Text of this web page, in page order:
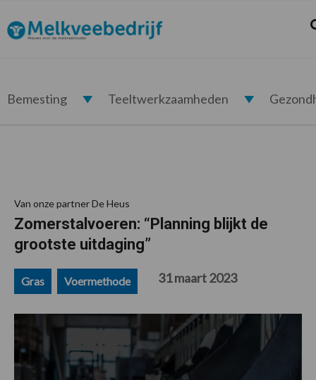
de
hoofdnavigatie
de
hoofd
de
eerste
de
voettekst
Melkveebedrijf.nl
Bemesting Teeltwerkzaamheden
Van onze partner De Heus
Zomerstalvoeren: “Planning blijkt de
grootste uitdaging”
Gras Voermethode 31 maart 2023